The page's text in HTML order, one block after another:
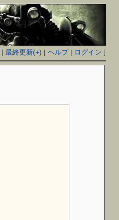
|最終更新(+) |ヘルプ| ログイン ]